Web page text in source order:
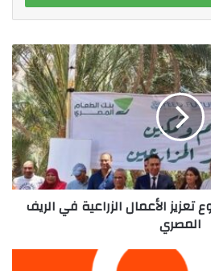
الأعمال الزراعية في الريف
المصري